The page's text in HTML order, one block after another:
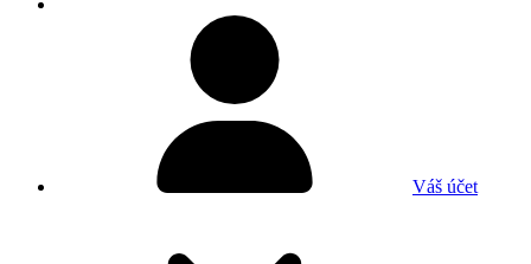
Váš účet